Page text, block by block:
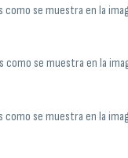
se muestra en la
se muestra en la
se muestra en la